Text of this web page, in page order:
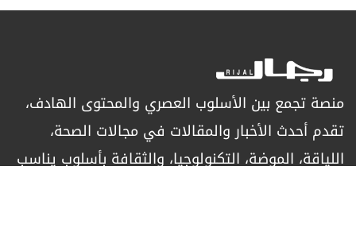
منصة تجمع بين الأسلوب العصري والمحتوى الهادف،
تقدم أحدث الأخبار والمقالات في مجالات الصحة،
اللياقة، الموضة، التكنولوجيا، والثقافة بأسلوب يناسب